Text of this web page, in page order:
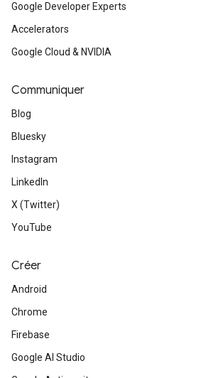
Google Developer Experts
Accelerators
Google Cloud & NVIDIA
Communiquer
Blog
Bluesky
Instagram
LinkedIn
X (Twitter)
YouTube
Créer
Android
Chrome
Firebase
Google AI Studio